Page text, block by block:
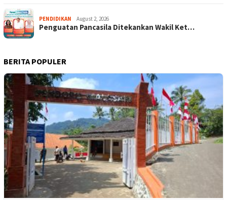
PENDIDIKAN August 2, 2026
Penguatan Pancasila Ditekankan Wakil Ket…
BERITA POPULER